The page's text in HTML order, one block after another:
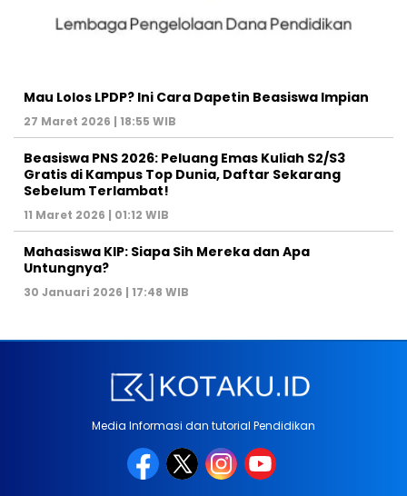
Mau Lolos LPDP? Ini Cara Dapetin Beasiswa Impian
27 Maret 2026 | 18:55 WIB
Beasiswa PNS 2026: Peluang Emas Kuliah S2/S3
Gratis di Kampus Top Dunia, Daftar Sekarang
Sebelum Terlambat!
11 Maret 2026 | 01:12 WIB
Mahasiswa KIP: Siapa Sih Mereka dan Apa
Untungnya?
30 Januari 2026 | 17:48 WIB
Media Informasi dan tutorial Pendidikan